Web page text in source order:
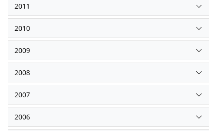
2011
2010
2009
2008
2007
2006